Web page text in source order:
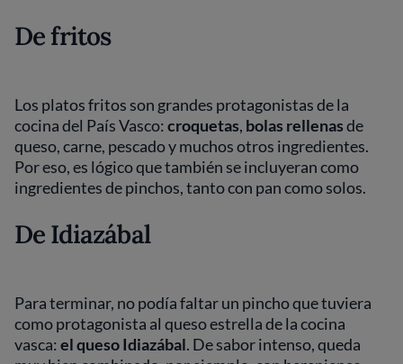
De fritos
Los platos fritos son grandes protagonistas de la
cocina del País Vasco:croquetas, bolas rellenasde
queso, carne, pescado y muchos otros ingredientes.
Por eso, es lógico que también se incluyeran como
ingredientes de pinchos, tanto con pan como solos.
De Idiazábal
Para terminar, no podía faltar un pincho que tuviera
como protagonista al queso estrella de la cocina
vasca:el queso Idiazábal. De sabor intenso, queda